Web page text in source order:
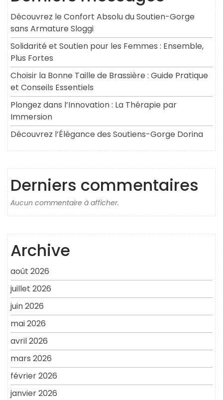
Découvrez le Confort Absolu du Soutien-Gorge
sans Armature Sloggi
Solidarité et Soutien pour les Femmes : Ensemble,
Plus Fortes
Choisir la Bonne Taille de Brassière : Guide Pratique
et Conseils Essentiels
Plongez dans l’Innovation : La Thérapie par
Immersion
Découvrez l’Élégance des Soutiens-Gorge Dorina
Derniers commentaires
Aucun commentaire à afficher.
Archive
août 2026
juillet 2026
juin 2026
mai 2026
avril 2026
mars 2026
février 2026
janvier 2026